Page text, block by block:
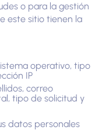
o para la gestión
este sitio tienen la
operativo, tipo
IP
correo
tipo de solicitud y
datos personales